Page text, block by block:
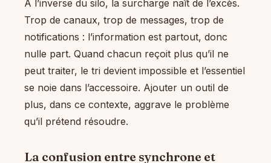
À l’inverse du silo, la surcharge naît de l’excès.
Trop de canaux, trop de messages, trop de
notifications : l’information est partout, donc
nulle part. Quand chacun reçoit plus qu’il ne
peut traiter, le tri devient impossible et l’essentiel
se noie dans l’accessoire. Ajouter un outil de
plus, dans ce contexte, aggrave le problème
qu’il prétend résoudre.
La confusion entre synchrone et